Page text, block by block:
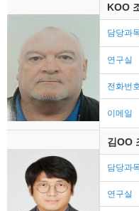
KOO
담당과
연구실
전화번
이메일
김OO
담당과
연구실